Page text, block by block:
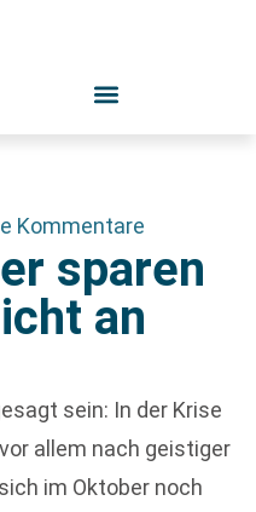
Kommentare
sparen
an
sein: In der Krise
allem nach geistiger
im Oktober noch